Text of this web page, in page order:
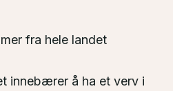
fra hele landet
innebærer å ha et verv i